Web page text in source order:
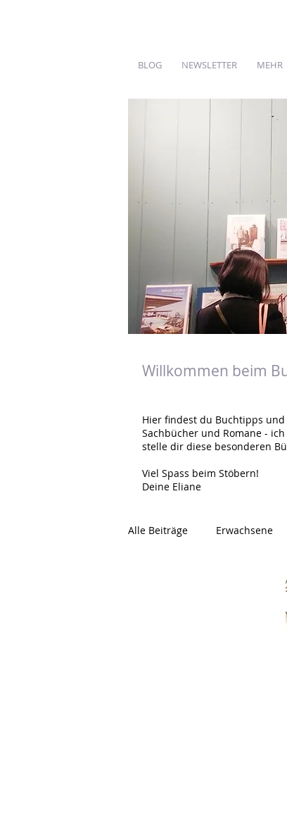
BLOG NEWSLETTER MEHR
Willkommen beim
Hier findest du Buchtipps
Sachbücher und Romane -
stelle dir diese besonderen
Viel Spass beim Stöbern!
Deine Eliane
Alle Beiträge Erwachsene